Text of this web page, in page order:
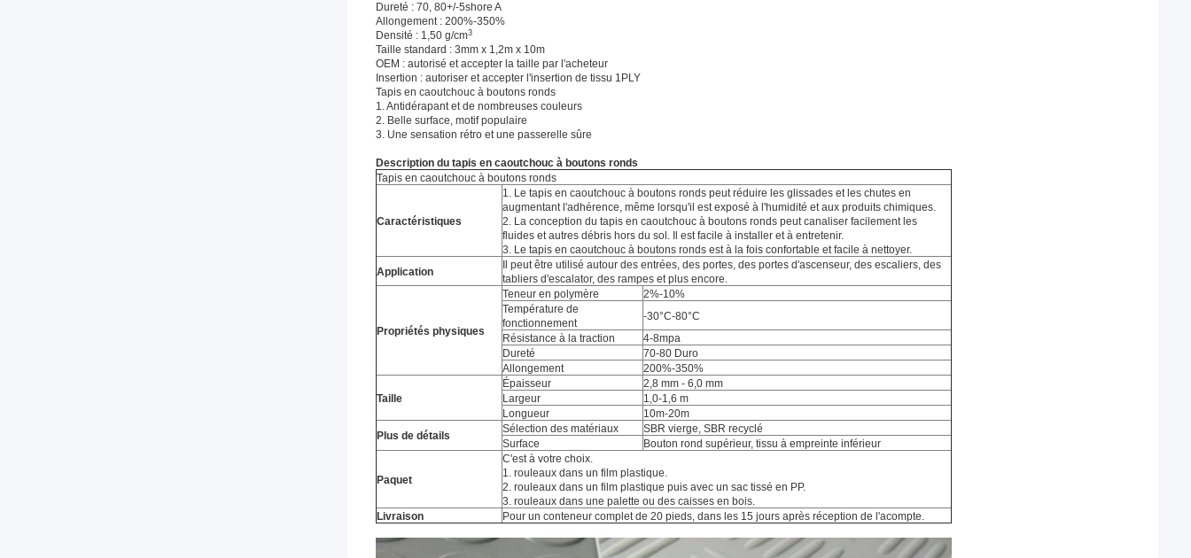
Dureté : 70, 80+/-5shore A
Allongement : 200%-350%
Densité : 1,50 g/cm3
Taille standard : 3mm x 1,2m x 10m
OEM : autorisé et accepter la taille par l'acheteur
Insertion : autoriser et accepter l'insertion de tissu 1PLY
Tapis en caoutchouc à boutons ronds
1. Antidérapant et de nombreuses couleurs
2. Belle surface, motif populaire
3. Une sensation rétro et une passerelle sûre
Description du tapis en caoutchouc à boutons ronds
Tapis en caoutchouc à boutons ronds
Caractéristiques
1. Le tapis en caoutchouc à boutons ronds peut réduire les glissades et les chutes en
augmentant l'adhérence, même lorsqu'il est exposé à l'humidité et aux produits chimiques.
2. La conception du tapis en caoutchouc à boutons ronds peut canaliser facilement les
fluides et autres débris hors du sol. Il est facile à installer et à entretenir.
3. Le tapis en caoutchouc à boutons ronds est à la fois confortable et facile à nettoyer.
Application
Il peut être utilisé autour des entrées, des portes, des portes d'ascenseur, des escaliers, des
tabliers d'escalator, des rampes et plus encore.
Propriétés physiques
Teneur en polymère
2%-10%
Température de
fonctionnement
-30°C-80°C
Résistance à la traction
4-8mpa
Dureté
70-80 Duro
Allongement
200%-350%
Taille
Épaisseur
2,8 mm - 6,0 mm
Largeur
1,0-1,6 m
Longueur
10m-20m
Plus de détails
Sélection des matériaux
SBR vierge, SBR recyclé
Surface
Bouton rond supérieur, tissu à empreinte inférieur
Paquet
C'est à votre choix.
1. rouleaux dans un film plastique.
2. rouleaux dans un film plastique puis avec un sac tissé en PP.
3. rouleaux dans une palette ou des caisses en bois.
Livraison
Pour un conteneur complet de 20 pieds, dans les 15 jours après réception de l'acompte.